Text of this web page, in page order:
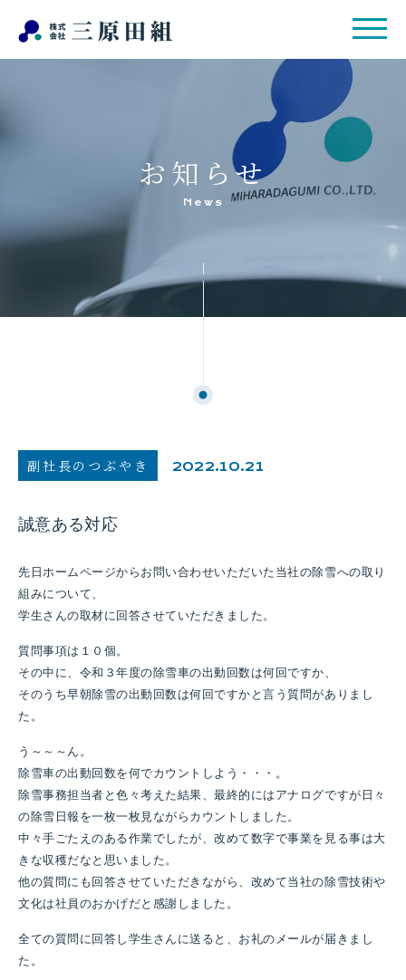
お知らせ
News
副社長のつぶやき 2022.10.21
誠意ある対応
先日ホームページからお問い合わせいただいた当社の除雪への取り
組みについて、
学生さんの取材に回答させていただきました。
質問事項は１０個。
その中に、令和３年度の除雪車の出動回数は何回ですか、
そのうち早朝除雪の出動回数は何回ですかと言う質問がありまし
た。
う～～～ん。
除雪車の出動回数を何でカウントしよう・・・。
除雪事務担当者と色々考えた結果、最終的にはアナログですが日々
の除雪日報を一枚一枚見ながらカウントしました。
中々手ごたえのある作業でしたが、改めて数字で事業を見る事は大
きな収穫だなと思いました。
他の質問にも回答させていただきながら、改めて当社の除雪技術や
文化は社員のおかげだと感謝しました。
全ての質問に回答し学生さんに送ると、お礼のメールが届きまし
た。